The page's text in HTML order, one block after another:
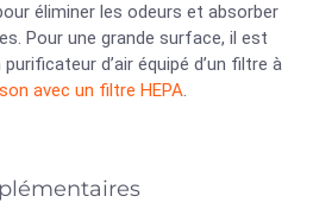
éliminer les odeurs et absorber
Pour une grande surface, il est
d’air équipé d’un filtre à
avec un filtre HEPA.